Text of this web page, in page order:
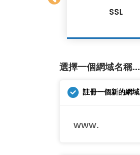
SSL
選擇一個網域名稱...
註冊一個新的網域
www.